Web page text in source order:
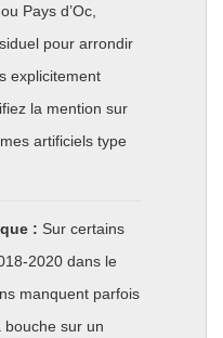
Pays d’Oc,
pour arrondir
explicitement
la mention sur
artificiels type
: Sur certains
2020 dans le
manquent parfois
bouche sur un